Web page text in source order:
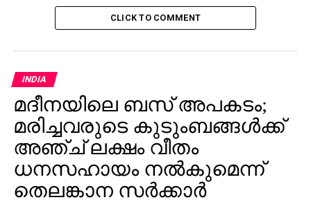
CLICK TO COMMENT
INDIA
മദീനയിലെ ബസ് അപകടം;
മരിച്ചവരുടെ കുടുംബങ്ങള്‍ക്ക്
അഞ്ച് ലക്ഷം വീതം
ധനസഹായം നല്‍കുമെന്ന്
തെലങ്കാന സര്‍ക്കാര്‍